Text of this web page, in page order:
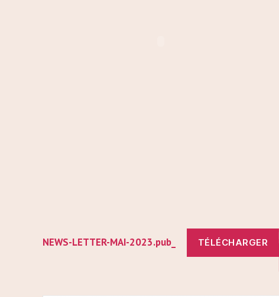
NEWS-LETTER-MAI-2023.pub_ TÉLÉCHARGER